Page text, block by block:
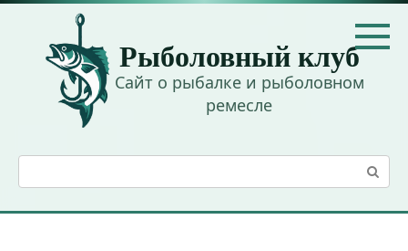
Перейти
контенту
Рыболовный клуб
Сайт о рыбалке и рыболовном
ремесле